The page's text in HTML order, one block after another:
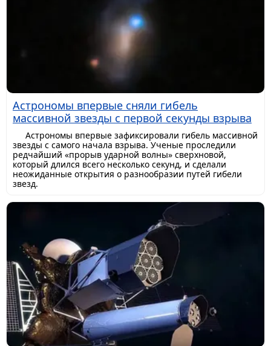
Астрономы впервые сняли гибель
массивной звезды с первой секунды взрыва
Астрономы впервые зафиксировали гибель массивной
звезды с самого начала взрыва. Ученые проследили
редчайший «прорыв ударной волны» сверхновой,
который длился всего несколько секунд, и сделали
неожиданные открытия о разнообразии путей гибели
звезд.